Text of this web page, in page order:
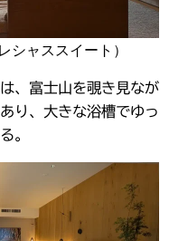
シャススイート）
、富士山を覗き見なが
り、大きな浴槽でゆっ
。